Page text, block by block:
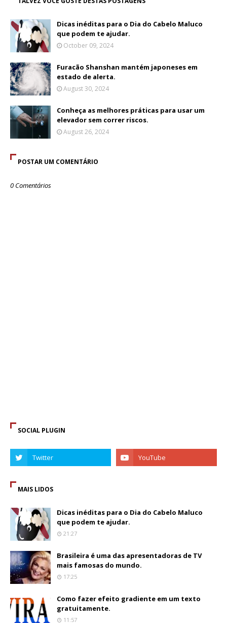
Dicas inéditas para o Dia do Cabelo Maluco
que podem te ajudar.
October 09, 2024
Furacão Shanshan mantém japoneses em
estado de alerta.
August 30, 2024
Conheça as melhores práticas para usar um
elevador sem correr riscos.
August 26, 2024
POSTAR UM COMENTÁRIO
0 Comentários
SOCIAL PLUGIN
MAIS LIDOS
Dicas inéditas para o Dia do Cabelo Maluco
que podem te ajudar.
21:27
Brasileira é uma das apresentadoras de TV
mais famosas do mundo.
17:25
Como fazer efeito gradiente em um texto
gratuitamente.
11:57